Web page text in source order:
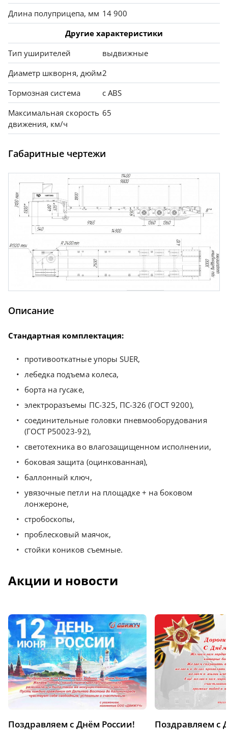
Длина полуприцепа, мм 14 900
Другие характеристики
Тип уширителей
выдвижные
Диаметр шкворня, дюйм2
Тормозная система
с АBS
Максимальная скорость
движения, км/ч
65
Габаритные чертежи
Описание
Стандартная комплектация:
противооткатные упоры SUER,
лебедка подъема колеса,
борта на гусаке,
электроразъемы ПС-325, ПС-326 (ГОСТ 9200),
соединительные головки пневмооборудования
(ГОСТ Р50023-92),
светотехника во влагозащищенном исполнении,
боковая защита (оцинкованная),
баллонный ключ,
увязочные петли на площадке + на боковом
лонжероне,
стробоскопы,
проблесковый маячок,
стойки коников съемные.
Акции и новости
Поздравляем с Днём России! Поздравляем с